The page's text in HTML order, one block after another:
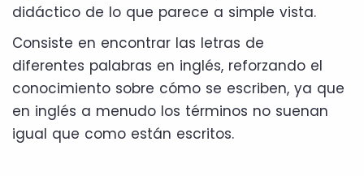
didáctico de lo que parece a simple vista.
Consiste en encontrar las letras de
diferentes palabras en inglés, reforzando el
conocimiento sobre cómo se escriben, ya que
en inglés a menudo los términos no suenan
igual que como están escritos.